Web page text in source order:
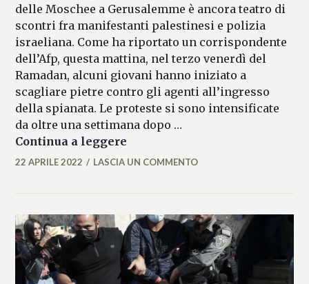
delle Moschee a Gerusalemme è ancora teatro di
scontri fra manifestanti palestinesi e polizia
israeliana. Come ha riportato un corrispondente
dell’Afp, questa mattina, nel terzo venerdì del
Ramadan, alcuni giovani hanno iniziato a
scagliare pietre contro gli agenti all’ingresso
della spianata. Le proteste si sono intensificate
da oltre una settimana dopo …
Continua a leggere
MARIANNA
22 APRILE 2022 LASCIA UN COMMENTO